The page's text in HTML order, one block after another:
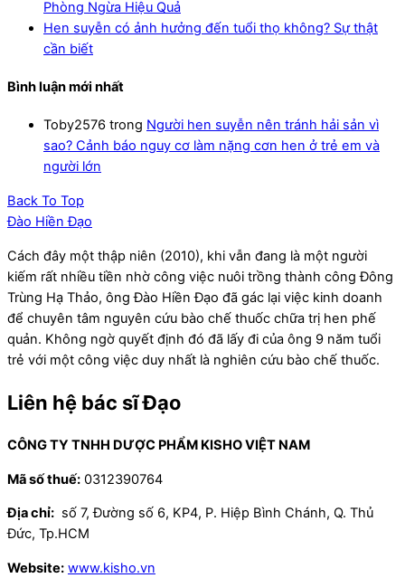
Phòng Ngừa Hiệu Quả
Hen suyễn có ảnh hưởng đến tuổi thọ không? Sự thật
cần biết
Bình luận mới nhất
Toby2576 trong Người hen suyễn nên tránh hải sản vì
sao? Cảnh báo nguy cơ làm nặng cơn hen ở trẻ em và
người lớn
Back To Top
Đào Hiền Đạo
Cách đây một thập niên (2010), khi vẫn đang là một người
kiếm rất nhiều tiền nhờ công việc nuôi trồng thành công Đông
Trùng Hạ Thảo, ông Đào Hiền Đạo đã gác lại việc kinh doanh
để chuyên tâm nguyên cứu bào chế thuốc chữa trị hen phế
quản. Không ngờ quyết định đó đã lấy đi của ông 9 năm tuổi
trẻ với một công việc duy nhất là nghiên cứu bào chế thuốc.
Liên hệ bác sĩ Đạo
CÔNG TY TNHH DƯỢC PHẨM KISHO VIỆT NAM
Mã số thuế: 0312390764
Địa chỉ: số 7, Đường số 6, KP4, P. Hiệp Bình Chánh, Q. Thủ
Đức, Tp.HCM
Website: www.kisho.vn